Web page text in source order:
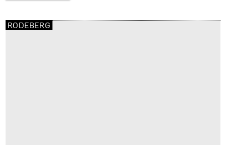
RODEBERG